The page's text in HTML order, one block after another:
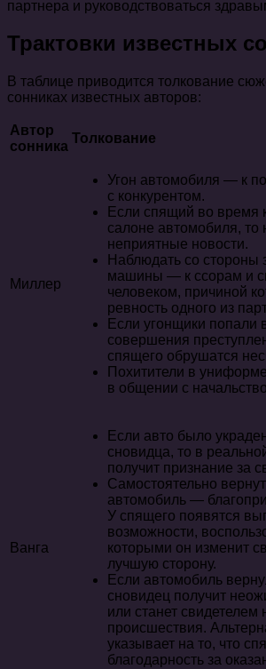
партнера и руководствоваться
Трактовки известных
В таблице приводится толкование
сонниках известных авторов:
Автор
сонника
Толкование
Миллер
Угон автомобиля — к
с конкурентом.
Если спящий во время
салоне автомобиля, то
неприятные новости.
Наблюдать со стороны
машины — к ссорам и
человеком, причиной
ревность одного из
Если угонщики попали
совершения
спящего обрушатся
Похитители в
в общении с
Ванга
Если авто было
сновидца, то в
получит признание за
Самостоятельно
автомобиль —
У спящего появятся
возможности,
которыми он изменит
лучшую сторону.
Если автомобиль
сновидец получит
или станет свидетелем
происшествия.
указывает на то, что
благодарность за